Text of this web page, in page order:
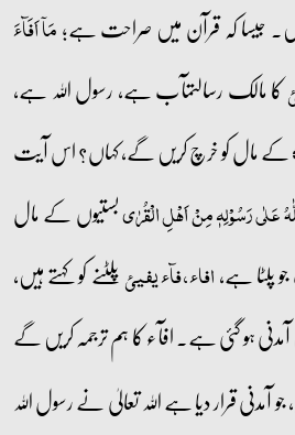
جیسا کہ قرآن میں صراحت ہے؛مَاۤ اَفَآءَ
کا مالک رسالتمآب ہے، رسول اللہ ہے،
مال کو خرچ کریں گے، کہاں؟ اس آیت
عَلٰی رَسُوۡلِہٖ مِنۡ اَہۡلِ الۡقُرٰیبستیوں کے مال
پلٹا ہے،افاء، فآء یفیئپلٹنے کو کہتے ہیں،
ہو گئی ہے۔ افآء کا ہم ترجمہ کریں گے
جو آمدنی قرار دیا ہے اللہ تعالیٰ نے رسول اللہ